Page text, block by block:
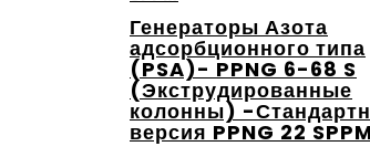
Генераторы Азота
адсорбционного типа
(PSA)- PPNG 6-68 S
(Экструдированные
колонны) -
версия PPNG 22